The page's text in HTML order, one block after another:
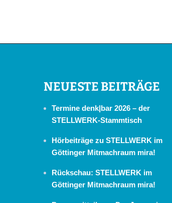
NEUESTE BEITRÄGE
Termine denk|bar 2026 – der
STELLWERK-Stammtisch
Hörbeiträge zu STELLWERK im
Göttinger Mitmachraum mira!
Rückschau: STELLWERK im
Göttinger Mitmachraum mira!